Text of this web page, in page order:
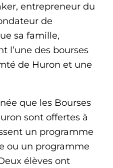
entrepreneur du
de
sa famille,
l’une des bourses
de Huron et une
que les Bourses
sont offertes à
un programme
ou un programme
élèves ont